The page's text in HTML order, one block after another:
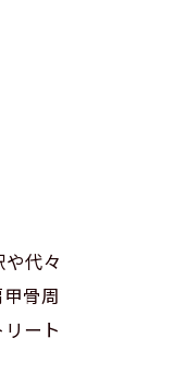
代々
骨周
ート